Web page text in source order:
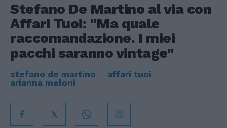
Stefano De Martino al via con
Affari Tuoi: "Ma quale
raccomandazione. I miei
pacchi saranno vintage"
stefano de martino
affari tuoi
arianna meloni